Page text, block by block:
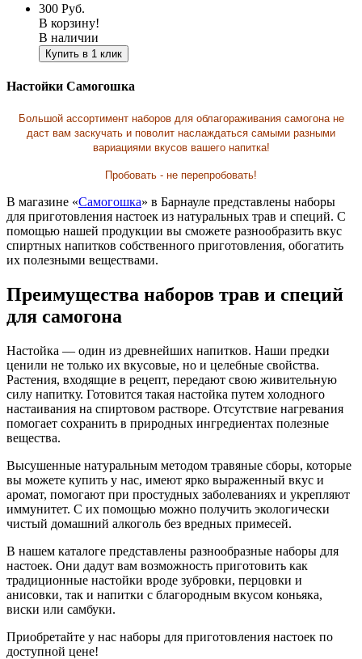
300 Руб.
В корзину!
В наличии
Купить в 1 клик
Настойки Самогошка
Большой ассортимент наборов для облагораживания самогона не
даст вам заскучать и поволит наслаждаться самыми разными
вариациями вкусов вашего напитка!
Пробовать - не перепробовать!
В магазине «Самогошка» в Барнауле представлены наборы
для приготовления настоек из натуральных трав и специй. С
помощью нашей продукции вы сможете разнообразить вкус
спиртных напитков собственного приготовления, обогатить
их полезными веществами.
Преимущества наборов трав и специй
для самогона
Настойка — один из древнейших напитков. Наши предки
ценили не только их вкусовые, но и целебные свойства.
Растения, входящие в рецепт, передают свою живительную
силу напитку. Готовится такая настойка путем холодного
настаивания на спиртовом растворе. Отсутствие нагревания
помогает сохранить в природных ингредиентах полезные
вещества.
Высушенные натуральным методом травяные сборы, которые
вы можете купить у нас, имеют ярко выраженный вкус и
аромат, помогают при простудных заболеваниях и укрепляют
иммунитет. С их помощью можно получить экологически
чистый домашний алкоголь без вредных примесей.
В нашем каталоге представлены разнообразные наборы для
настоек. Они дадут вам возможность приготовить как
традиционные настойки вроде зубровки, перцовки и
анисовки, так и напитки с благородным вкусом коньяка,
виски или самбуки.
Приобретайте у нас наборы для приготовления настоек по
доступной цене!